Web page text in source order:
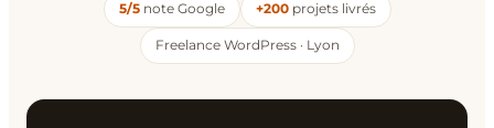
5/5note Google +200projets livrés
Freelance WordPress · Lyon